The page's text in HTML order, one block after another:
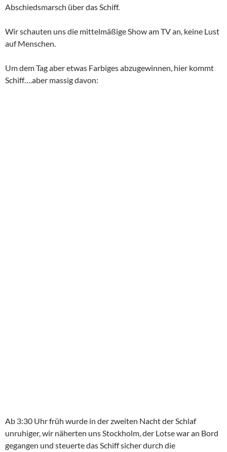
Abschiedsmarsch über das Schiff.
Wir schauten uns die mittelmäßige Show am TV an, keine Lust
auf Menschen.
Um dem Tag aber etwas Farbiges abzugewinnen, hier kommt
Schiff….aber massig davon:
Ab 3:30 Uhr früh wurde in der zweiten Nacht der Schlaf
unruhiger, wir näherten uns Stockholm, der Lotse war an Bord
gegangen und steuerte das Schiff sicher durch die